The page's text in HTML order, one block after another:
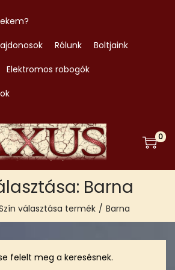
Rólunk
Boltjaink
Elektromos robogók
S
i
S
i
0
Barna
választása termék / Barna
felelt meg a keresésnek.